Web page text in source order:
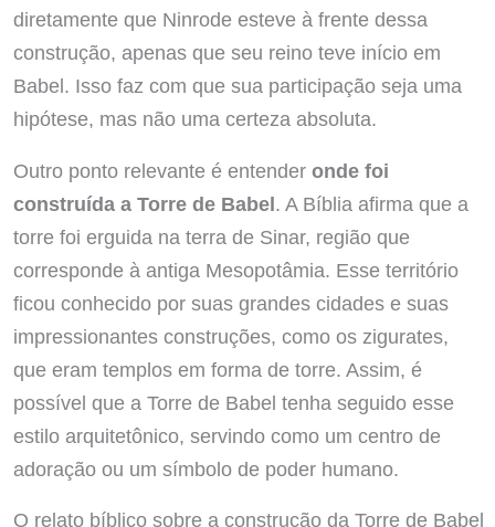
diretamente que Ninrode esteve à frente dessa
construção, apenas que seu reino teve início em
Babel. Isso faz com que sua participação seja uma
hipótese, mas não uma certeza absoluta.
Outro ponto relevante é entender onde foi
construída a Torre de Babel. A Bíblia afirma que a
torre foi erguida na terra de Sinar, região que
corresponde à antiga Mesopotâmia. Esse território
ficou conhecido por suas grandes cidades e suas
impressionantes construções, como os zigurates,
que eram templos em forma de torre. Assim, é
possível que a Torre de Babel tenha seguido esse
estilo arquitetônico, servindo como um centro de
adoração ou um símbolo de poder humano.
O relato bíblico sobre a construção da Torre de Babel